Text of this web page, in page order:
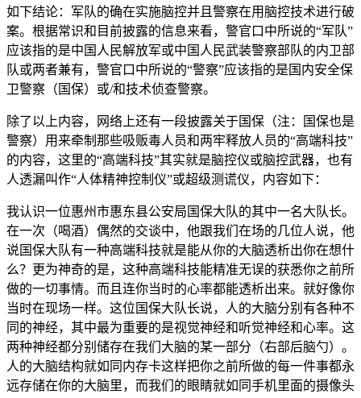
如下结论：军队的确在实施脑控并且警察在用脑控技术进行破
案。根据常识和目前披露的信息来看，警官口中所说的“军队”
应该指的是中国人民解放军或中国人民武装警察部队的内卫部
队或两者兼有，警官口中所说的“警察”应该指的是国内安全保
卫警察（国保）或/和技术侦查警察。
除了以上内容，网络上还有一段披露关于国保（注：国保也是
警察）用来牵制那些吸贩毒人员和两牢释放人员的“高端科技”
的内容，这里的“高端科技”其实就是脑控仪或脑控武器，也有
人透漏叫作“人体精神控制仪”或超级测谎仪，内容如下：
我认识一位惠州市惠东县公安局国保大队的其中一名大队长。
在一次（喝酒）偶然的交谈中，他跟我们在场的几位人说，他
说国保大队有一种高端科技就是能从你的大脑透析出你在想什
么？更为神奇的是，这种高端科技能精准无误的获悉你之前所
做的一切事情。而且连你当时的心率都能透析出来。就好像你
当时在现场一样。这位国保大队长说，人的大脑分别有各种不
同的神经，其中最为重要的是视觉神经和听觉神经和心率。这
两种神经都分别储存在我们大脑的某一部分（右部后脑勺）。
人的大脑结构就如同内存卡这样把你之前所做的每一件事都永
远存储在你的大脑里，而我们的眼睛就如同手机里面的摄像头